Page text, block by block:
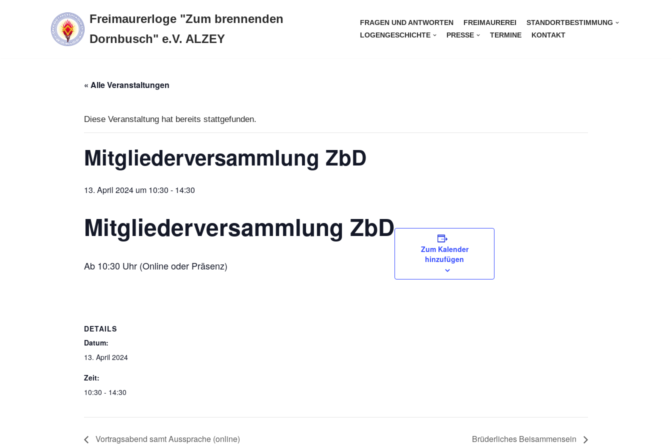
Freimaurerloge "Zum brennenden
Dornbusch" e.V. ALZEY
FRAGEN UND ANTWORTEN FREIMAUREREI
STANDORTBESTIMMUNG
LOGENGESCHICHTE
PRESSE TERMINE KONTAKT
« Alle Veranstaltungen
Diese Veranstaltung hat bereits stattgefunden.
Mitgliederversammlung ZbD
13. April 2024 um 10:30 - 14:30
Mitgliederversammlung ZbD
Ab 10:30 Uhr (Online oder Präsenz)
Zum Kalender
hinzufügen
DETAILS
Datum:
13. April 2024
Zeit:
10:30 - 14:30
Vortragsabend samt Aussprache (online) Brüderliches Beisammensein